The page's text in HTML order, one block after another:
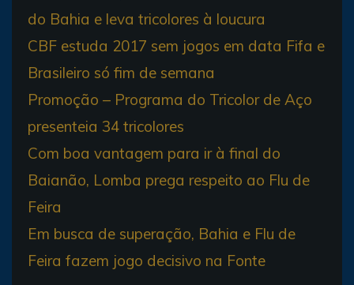
do Bahia e leva tricolores à loucura
CBF estuda 2017 sem jogos em data Fifa e
Brasileiro só fim de semana
Promoção – Programa do Tricolor de Aço
presenteia 34 tricolores
Com boa vantagem para ir à final do
Baianão, Lomba prega respeito ao Flu de
Feira
Em busca de superação, Bahia e Flu de
Feira fazem jogo decisivo na Fonte